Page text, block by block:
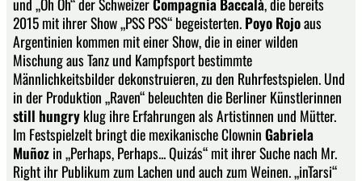
2015 mit ihrer Show „PSS PSS“ begeisterten.Poyo Rojoaus
Argentinien kommen mit einer Show, die in einer wilden
Mischung aus Tanz und Kampfsport bestimmte
Männlichkeitsbilder dekonstruieren, zu den Ruhrfestspielen. Und
in der Produktion „Raven“ beleuchten die Berliner Künstlerinnen
still hungryklug ihre Erfahrungen als Artistinnen und Mütter.
Im Festspielzelt bringt die mexikanische ClowninGabriela
Muñozin „Perhaps, Perhaps... Quizás“ mit ihrer Suche nach Mr.
Right ihr Publikum zum Lachen und auch zum Weinen. „inTarsi“